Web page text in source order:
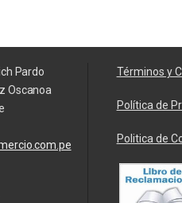
Pardo
Oscanoa
Términos y
Política de
Politica de